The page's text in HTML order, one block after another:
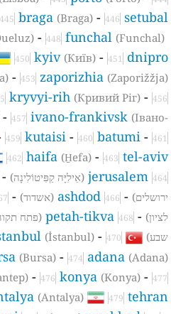
445 braga(Braga) -446 setubal
-448 funchal(Funchal)
450 kyiv(Київ) -451 dnipro
-453 zaporizhia(Zaporižžja)
kryvyi-rih(Кривий Ріг) -456
-457 ivano-frankivsk(Івано-
459 kutaisi -460 batumi -461
462 haifa(H̱efa) -463 tel-aviv
464
jerusalem (אֵילִיָּה קַפִּיטוֹלִינָה)-
ירושלים)-
466
ashdod (אשדוד)-
לציון)-
468
petah-tikva (פתח
שבע)
470
(İstanbul) -
(Bursa) -474 adana(Adana)
-476 konya(Konya) -477
(Antalya) 479 tehran